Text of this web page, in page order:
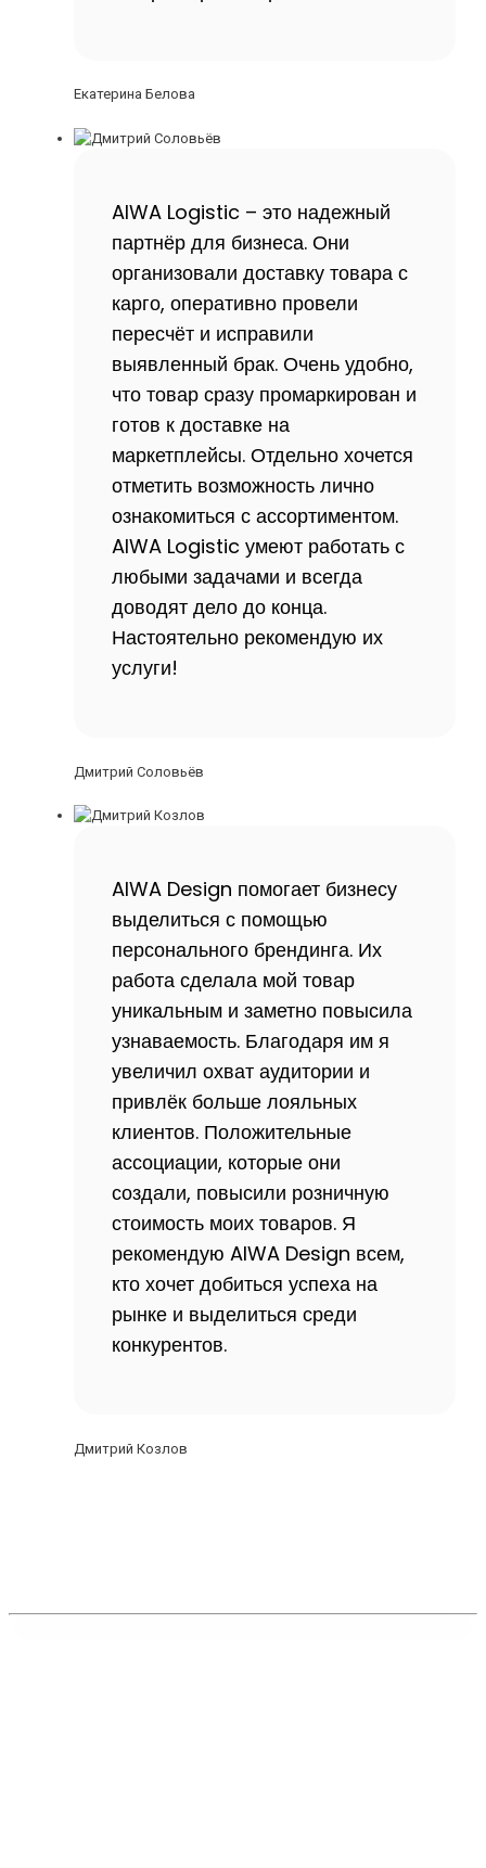
Екатерина Белова
AIWA Logistic – это надежный
партнёр для бизнеса. Они
организовали доставку товара с
карго, оперативно провели
пересчёт и исправили
выявленный брак. Очень удобно,
что товар сразу промаркирован и
готов к доставке на
маркетплейсы. Отдельно хочется
отметить возможность лично
ознакомиться с ассортиментом.
AIWA Logistic умеют работать с
любыми задачами и всегда
доводят дело до конца.
Настоятельно рекомендую их
услуги!
Дмитрий Соловьёв
AIWA Design помогает бизнесу
выделиться с помощью
персонального брендинга. Их
работа сделала мой товар
уникальным и заметно повысила
узнаваемость. Благодаря им я
увеличил охват аудитории и
привлёк больше лояльных
клиентов. Положительные
ассоциации, которые они
создали, повысили розничную
стоимость моих товаров. Я
рекомендую AIWA Design всем,
кто хочет добиться успеха на
рынке и выделиться среди
конкурентов.
Дмитрий Козлов